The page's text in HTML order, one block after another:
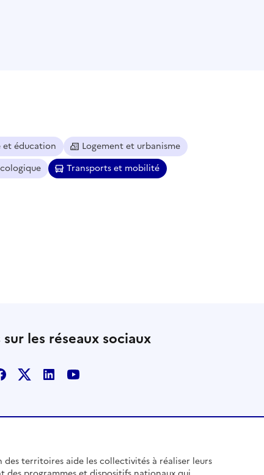
et éducation
Logement et urbanisme
Transports et mobilité
les réseaux sociaux
X LinkedinYoutube
des territoires aide les collectivités à réaliser leurs